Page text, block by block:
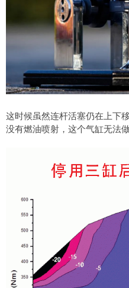
这时候虽然连杆活塞仍在上下
没有燃油喷射，这个气缸无法